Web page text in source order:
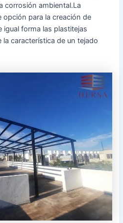
corrosión ambiental.La
opción para la creación de
forma las plastitejas
característica de un tejado